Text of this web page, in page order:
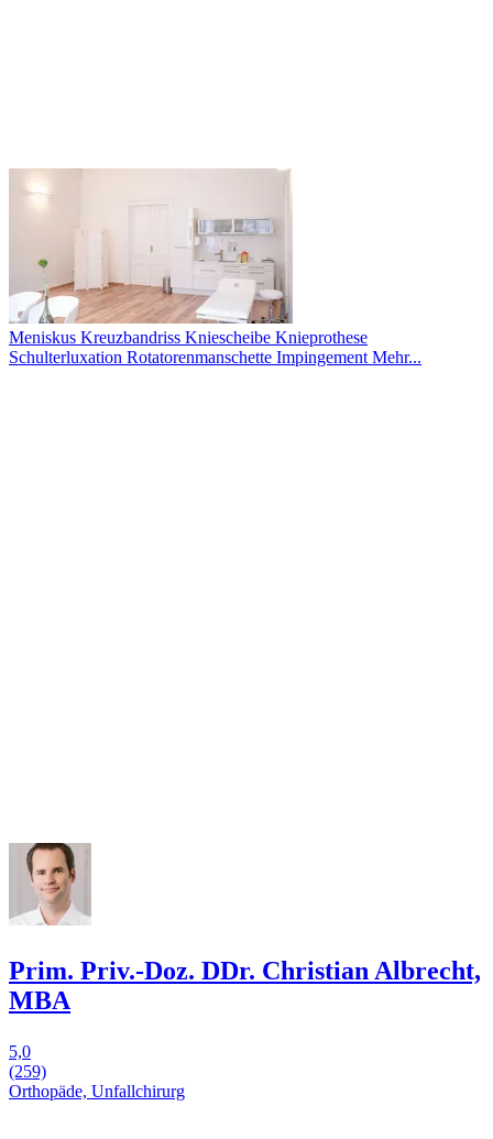
Meniskus Kreuzbandriss Kniescheibe Knieprothese
Schulterluxation Rotatorenmanschette Impingement Mehr...
Prim. Priv.-Doz. DDr. Christian Albrecht,
MBA
5,0
(259)
Orthopäde, Unfallchirurg